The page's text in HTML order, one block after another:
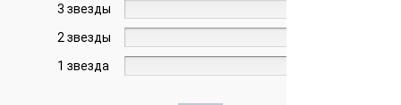
3 звезды
2 звезды
1 звезда